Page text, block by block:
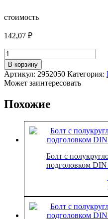
стоимость
142,07 ₽
Количество
товара
Болт
с
шестигранной
ГОСТ
В корзину
Артикул: 2952050 Категория:
Может заинтересовать
Похожие
Болт с
подголовком